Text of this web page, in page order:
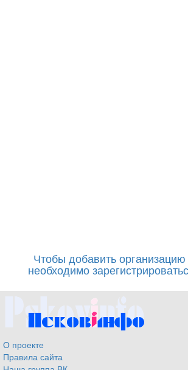
Чтобы добавить организацию
необходимо
О проекте
Правила сайта